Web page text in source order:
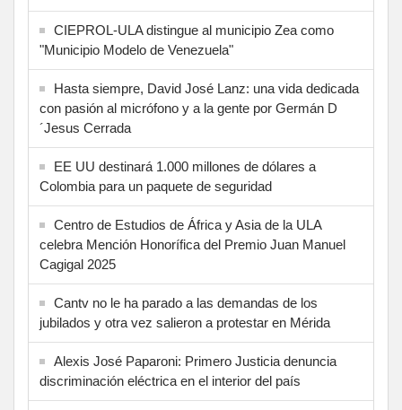
CIEPROL-ULA distingue al municipio Zea como
"Municipio Modelo de Venezuela"
Hasta siempre, David José Lanz: una vida dedicada
con pasión al micrófono y a la gente por Germán D
´Jesus Cerrada
EE UU destinará 1.000 millones de dólares a
Colombia para un paquete de seguridad
Centro de Estudios de África y Asia de la ULA
celebra Mención Honorífica del Premio Juan Manuel
Cagigal 2025
Cantv no le ha parado a las demandas de los
jubilados y otra vez salieron a protestar en Mérida
Alexis José Paparoni: Primero Justicia denuncia
discriminación eléctrica en el interior del país